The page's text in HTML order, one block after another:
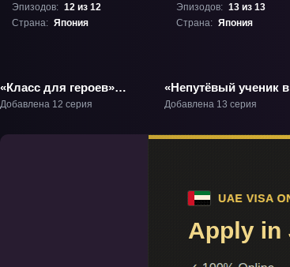
Эпизодов: 12 из 12
Страна: Япония
«Класс для героев»
ТВ-1
Добавлена 12 серия
Эпизодов: 13 из 13
Страна: Япония
«Непутёвый ученик в
школе магии 2» ТВ-2
Добавлена 13 серия